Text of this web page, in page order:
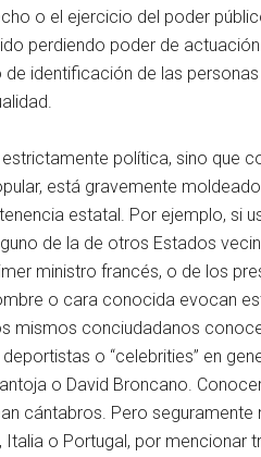
o el ejercicio del poder
perdiendo poder de
identificación de las
política, sino
está gravemente
estatal. Por ejemplo, si
de la de otros Estados
ministro francés, o de los
o cara conocida evocan
mismos conciudadanos
o “celebrities” en
o David Broncano.
cántabros. Pero
o Portugal, por mencionar